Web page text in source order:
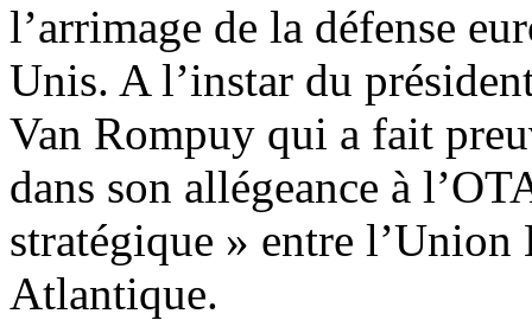
l’arrimage de la défense
Unis. A l’instar du
Van Rompuy qui a fait
dans son allégeance à
stratégique » entre
Atlantique.